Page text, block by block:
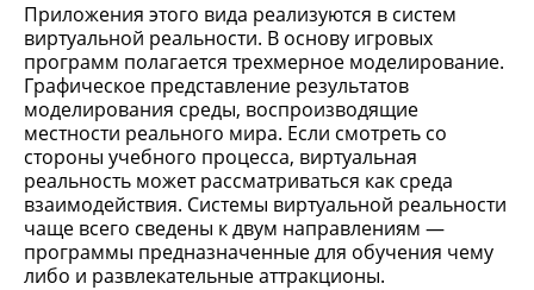
Приложения этого вида реализуются в систем
виртуальной реальности. В основу игровых
программ полагается трехмерное моделирование.
Графическое представление результатов
моделирования среды, воспроизводящие
местности реального мира. Если смотреть со
стороны учебного процесса, виртуальная
реальность может рассматриваться как среда
взаимодействия. Системы виртуальной реальности
чаще всего сведены к двум направлениям —
программы предназначенные для обучения чему
либо и развлекательные аттракционы.